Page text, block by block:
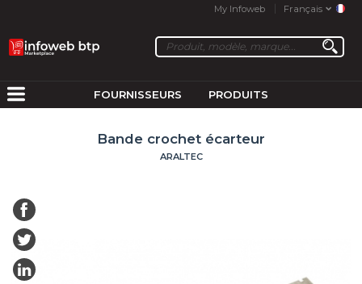
My Infoweb Français
FOURNISSEURS PRODUITS
Bande crochet écarteur
ARALTEC